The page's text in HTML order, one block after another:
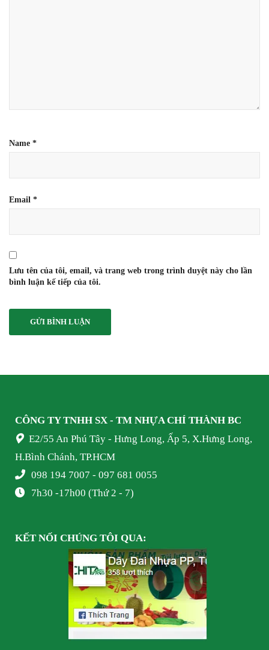
Name *
Email *
Lưu tên của tôi, email, và trang web trong trình duyệt này cho lần
bình luận kế tiếp của tôi.
CÔNG TY TNHH SX - TM NHỰA CHÍ THÀNH BC
E2/55 An Phú Tây - Hưng Long, Ấp 5, X.Hưng Long,
H.Bình Chánh, TP.HCM
098 194 7007 - 097 681 0055
7h30 -17h00 (Thứ 2 - 7)
KẾT NỐI CHÚNG TÔI QUA: